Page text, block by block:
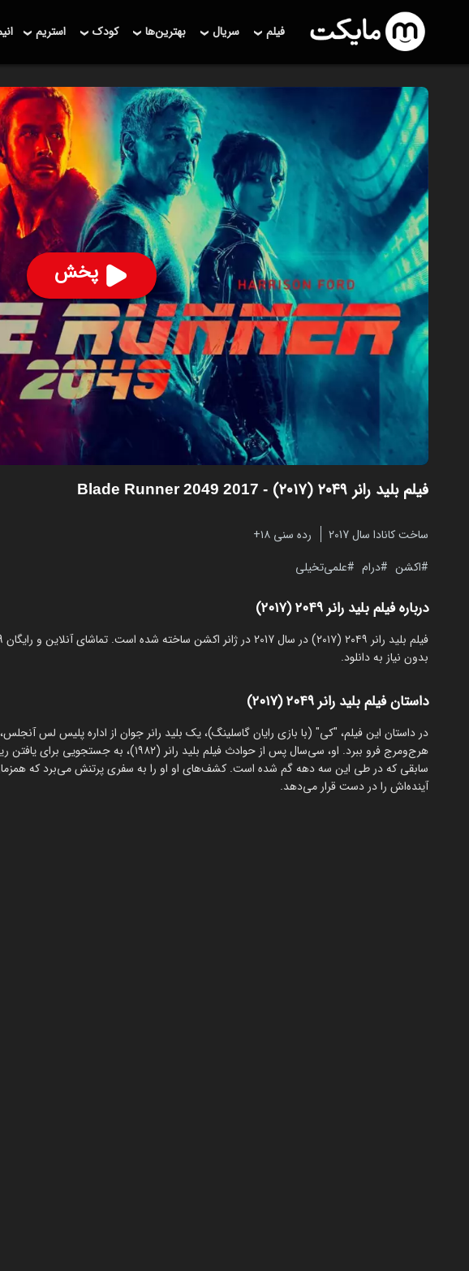
فیلم سریال بهترین‌ها کودک استریم
پخش
فیلم بلید رانر ۲۰۴۹ (۲۰۱۷) - Blade Runner 2049 2017
ساخت کانادا سال 2017
رده سنی ۱۸+
اکشن
درام علمی‌تخیلی
درباره فیلم بلید رانر ۲۰۴۹ (۲۰۱۷)
بدون نیاز به دانلود.
داستان فیلم بلید رانر ۲۰۴۹ (۲۰۱۷)
در داستان این فیلم، "کی" (با بازی رایان گاسلینگ)، یک بلید رانر جوان از اداره پلیس لس
هرج‌ومرج فرو ببرد. او، سی‌سال پس از حوادث فیلم
آینده‌اش را در دست قرار می‌دهد.